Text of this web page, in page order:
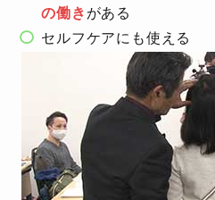
の働き がある
セルフケアにも使える